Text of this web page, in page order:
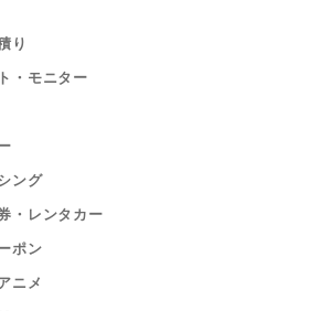
り
・モニター
ング
・レンタカー
ポン
ニメ